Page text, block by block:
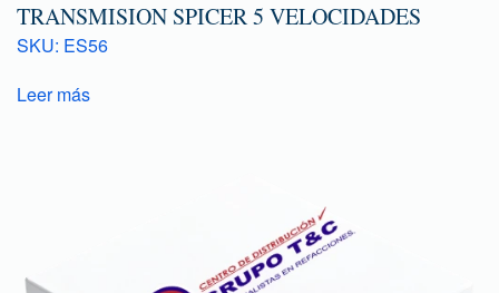
TRANSMISION SPICER 5 VELOCIDADES
SKU: ES56
Leer más